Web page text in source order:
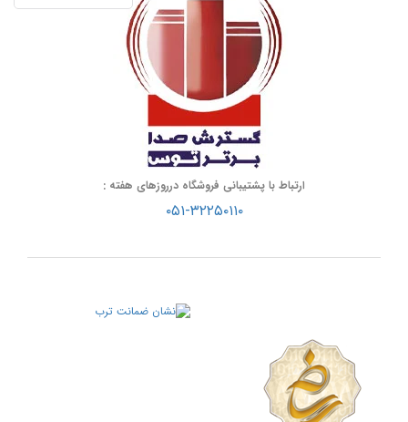
ارتباط با پشتیبانی فروشگاه درروزهای هفته :
۰۵۱-۳۲۲۵۰۱۱۰